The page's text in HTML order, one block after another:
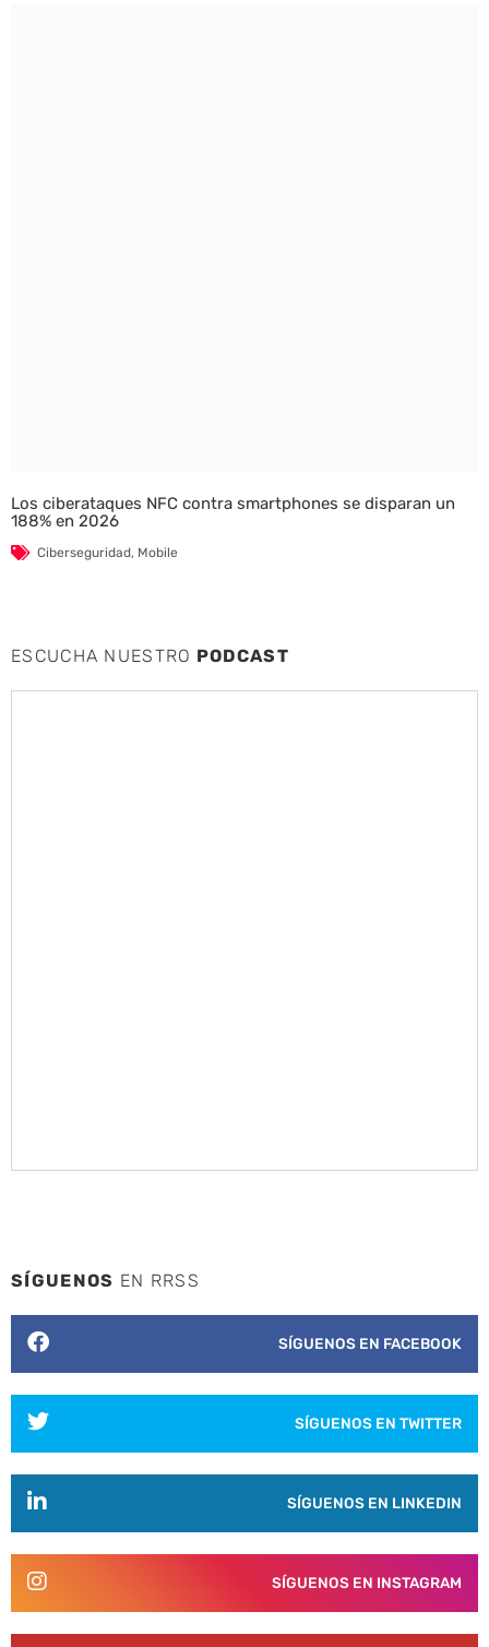
Los ciberataques NFC contra smartphones se disparan un
188% en 2026
Ciberseguridad, Mobile
ESCUCHA NUESTRO PODCAST
SÍGUENOS EN RRSS
SÍGUENOS EN FACEBOOK
SÍGUENOS EN TWITTER
SÍGUENOS EN LINKEDIN
SÍGUENOS EN INSTAGRAM